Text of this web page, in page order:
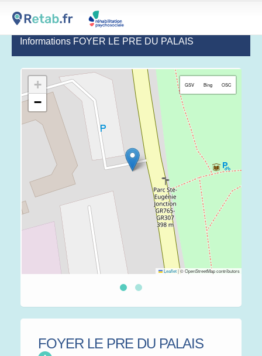
Informations FOYER LE PRE DU PALAIS
+
−
GSV Bing OSC
Leaflet|© OpenStreetMap contributors
FOYER LE PRE DU PALAIS